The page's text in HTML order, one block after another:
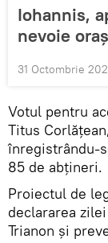
Iohannis,
nevoie
31 Octombrie
Votul pentru
Titus
înregistrându-
85 de abţineri.
Proiectul de
declararea
Trianon şi